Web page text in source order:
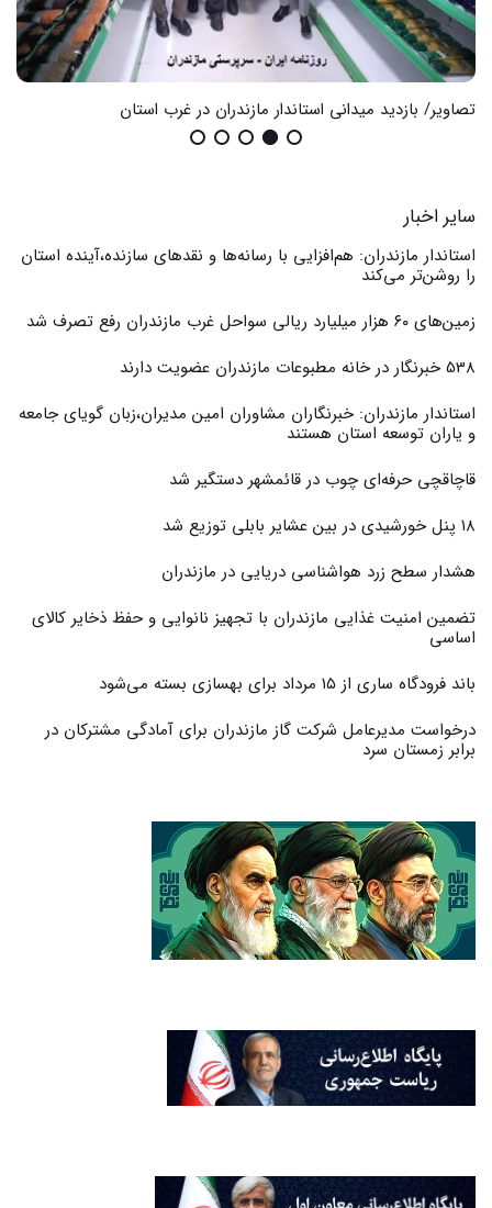
تصاویر/ بازدید میدانی استاندار مازندران در غرب استان
سایر اخبار
استاندار مازندران: هم‌افزایی با رسانه‌ها و نقدهای سازنده،آینده استان
را روشن‌تر می‌کند
زمین‌های ۶۰ هزار میلیارد ریالی سواحل غرب مازندران رفع تصرف شد
538 خبرنگار در خانه مطبوعات مازندران عضویت دارند
استاندار مازندران: خبرنگاران مشاوران امین مدیران،زبان گویای جامعه
و یاران توسعه استان هستند
قاچاقچی حرفه‌ای چوب در قائمشهر دستگیر شد
۱۸ پنل خورشیدی در بین عشایر بابلی توزیع شد
هشدار سطح زرد هواشناسی دریایی در مازندران
تضمین امنیت غذایی مازندران با تجهیز نانوایی و حفظ ذخایر کالای
اساسی
باند فرودگاه ساری از ۱۵ مرداد برای بهسازی بسته می‌شود
درخواست مدیرعامل شرکت گاز مازندران برای آمادگی مشترکان در
برابر زمستان سرد